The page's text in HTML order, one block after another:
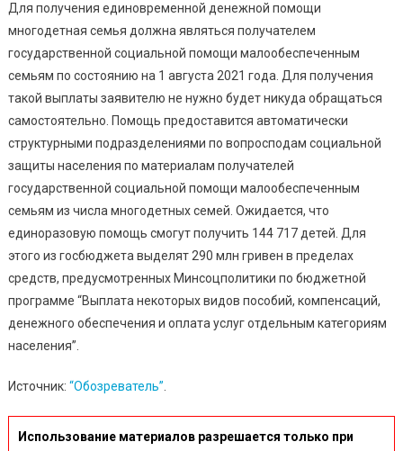
Для получения единовременной денежной помощи
многодетная семья должна являться получателем
государственной социальной помощи малообеспеченным
семьям по состоянию на 1 августа 2021 года. Для получения
такой выплаты заявителю не нужно будет никуда обращаться
самостоятельно. Помощь предоставится автоматически
структурными подразделениями по вопросподам социальной
защиты населения по материалам получателей
государственной социальной помощи малообеспеченным
семьям из числа многодетных семей. Ожидается, что
единоразовую помощь смогут получить 144 717 детей. Для
этого из госбюджета выделят 290 млн гривен в пределах
средств, предусмотренных Минсоцполитики по бюджетной
программе “Выплата некоторых видов пособий, компенсаций,
денежного обеспечения и оплата услуг отдельным категориям
населения”.
Источник: “Обозреватель”.
Использование материалов разрешается только при